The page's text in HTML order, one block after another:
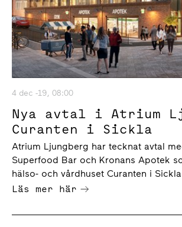
4 dec -19, 08:00
Nya avtal i Atrium
Curanten i Sickla
Atrium Ljungberg har tecknat avtal
Superfood Bar och Kronans Apotek
hälso- och vårdhuset Curanten i
Läs mer här